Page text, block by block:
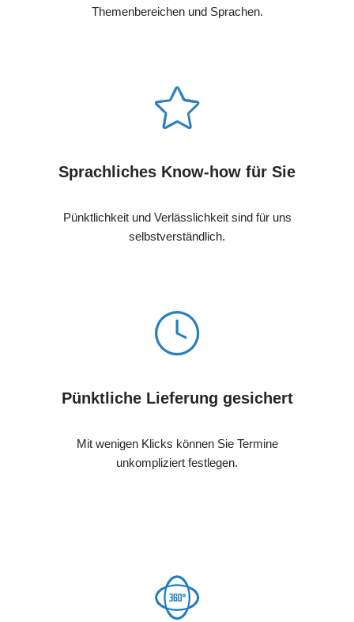
Themenbereichen und Sprachen.
Sprachliches Know-how für Sie
Pünktlichkeit und Verlässlichkeit sind für uns
selbstverständlich.
Pünktliche Lieferung gesichert
Mit wenigen Klicks können Sie Termine
unkompliziert festlegen.